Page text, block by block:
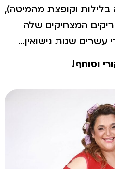
וקופצת מהמיטה),
המצחיקים שלה
עשרים שנות נישואין…
וסוחף!